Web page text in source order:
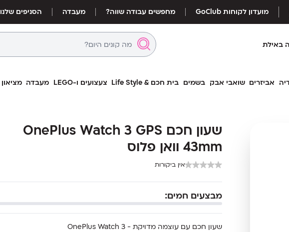
מועדון לקוחות GoClub מחפשים עבודה שווה? מעבדה הסניפים שלנו
באילת
אביזרים שואבי אבק בשמים בית חכם & Life Style צעצועים ו-LEGO מעבדה מציאון
43mm וואן פלוס
שעון חכם OnePlus Watch 3 GPS
43mm וואן פלוס
אין ביקורות
מבצעים חמים:
שעון חכם עם עוצמה מדויקת - OnePlus Watch 3